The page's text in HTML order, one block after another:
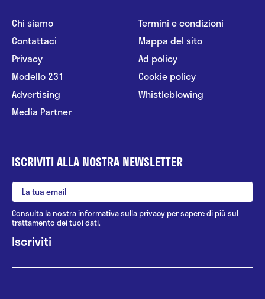
Chi siamo
Contattaci
Privacy
Modello 231
Advertising
Media Partner
Termini e condizioni
Mappa del sito
Ad policy
Cookie policy
Whistleblowing
ISCRIVITI ALLA NOSTRA NEWSLETTER
Consulta la nostrainformativa sulla privacy per sapere di più sul
trattamento dei tuoi dati.